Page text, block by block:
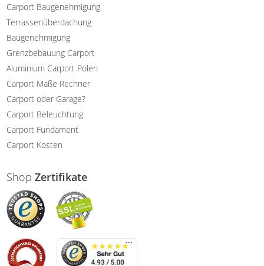
Carport Baugenehmigung
Terrassenüberdachung
Baugenehmigung
Grenzbebauung Carport
Aluminium Carport Polen
Carport Maße Rechner
Carport oder Garage?
Carport Beleuchtung
Carport Fundament
Carport Kosten
ShopZertifikate